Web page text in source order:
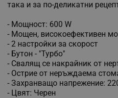
така и за по-деликатни
- Мощност: 600 W
- Мощен, високоефективен
- 2 настройки за скорост
- Бутон - "Турбо"
- Свалящ се накрайник от
- Острие от неръждаема
- Захранващо напрежение:
- Цвят: Черен